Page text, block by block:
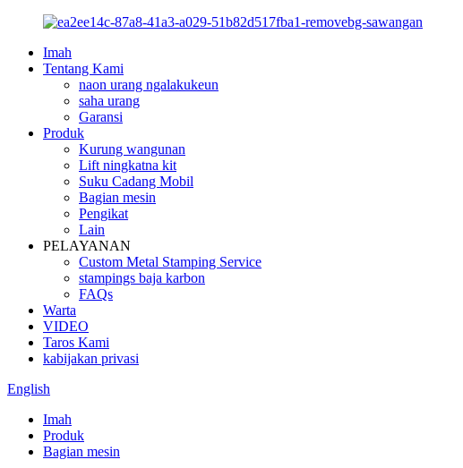
Imah
Tentang Kami
naon urang ngalakukeun
saha urang
Garansi
Produk
Kurung wangunan
Lift ningkatna kit
Suku Cadang Mobil
Bagian mesin
Pengikat
Lain
PELAYANAN
Custom Metal Stamping Service
stampings baja karbon
FAQs
Warta
VIDEO
Taros Kami
kabijakan privasi
English
Imah
Produk
Bagian mesin